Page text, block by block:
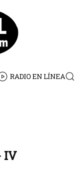
RADIO EN LÍNEA
IV